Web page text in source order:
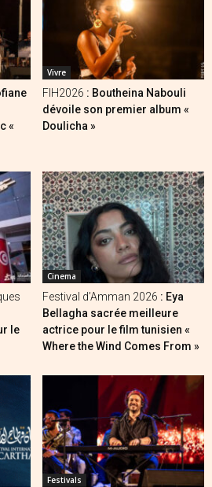
«
Vivre
FIH2026 : Boutheina Nabouli
dévoile son premier album «
Doulicha »
le
Cinema
Festival d’Amman 2026 : Eya
Bellagha sacrée meilleure
actrice pour le film tunisien «
Where the Wind Comes From »
Festivals